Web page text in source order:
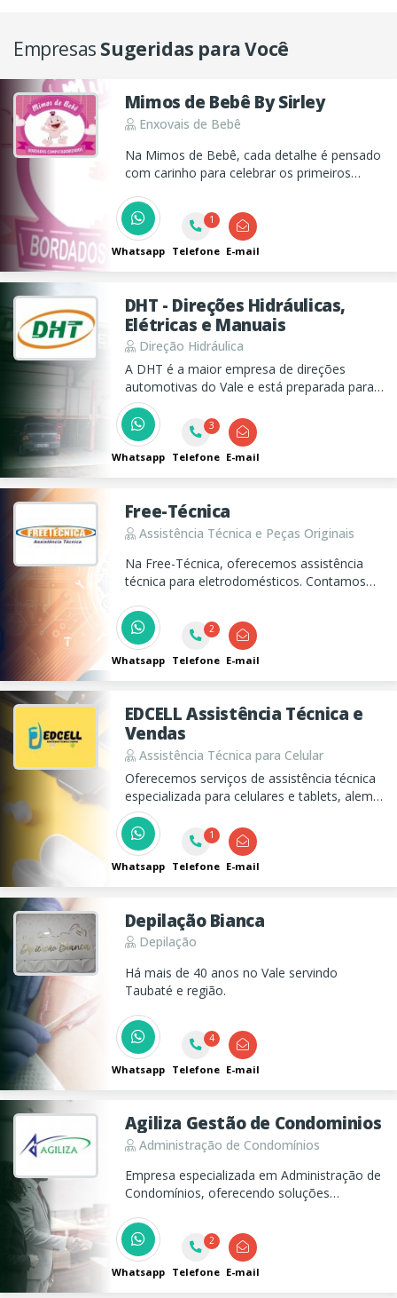
Empresas Sugeridas para Você
Mimos de Bebê By Sirley
Enxovais de Bebê
Na Mimos de Bebê, cada detalhe é pensado
com carinho para celebrar os primeiros
delicadas, presentes especiais e muito amor
em cada criação. ? ✨ Encante-se com
nossos mimos!
Whatsapp
1
Telefone E-mail
DHT - Direções Hidráulicas,
Elétricas e Manuais
Direção Hidráulica
A DHT é a maior empresa de direções
automotivas do Vale e está preparada para
resolver qualquer tipo de defeito em
sistemas de direção com padrão de
qualidade exigido pelas montadoras
Whatsapp
3
Telefone E-mail
Free-Técnica
Assistência Técnica e Peças Originais
Na Free-Técnica, oferecemos assistência
técnica para eletrodomésticos. Contamos
com as principais marcas do mercado. Unico
serviço autorizado da região! Temos Peças
Originais a Pronta Entrega!
Whatsapp
2
Telefone E-mail
EDCELL Assistência Técnica e
Vendas
Assistência Técnica para Celular
Oferecemos serviços de assistência técnica
especializada para celulares e tablets, alem
disso temos as películas NANO HD, a mais
resistente e que realmente protege seu
aparelho, venha nos conhecer temos de
tudo para seu celular.
Whatsapp
1
Telefone E-mail
Depilação Bianca
Depilação
Há mais de 40 anos no Vale servindo
Taubaté e região.
Whatsapp
4
Telefone E-mail
Agiliza Gestão de Condominios
Administração de Condomínios
Empresa especializada em Administração de
Condomínios, oferecendo soluções
Paraíba e Litoral Norte. Entre em contato e
descomplique sua vida.
Whatsapp
2
Telefone E-mail